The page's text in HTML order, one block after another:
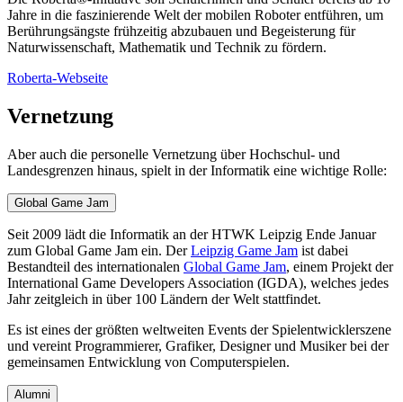
Jahre in die faszinierende Welt der mobilen Roboter entführen, um
Berührungsängste frühzeitig abzubauen und Begeisterung für
Naturwissenschaft, Mathematik und Technik zu fördern.
Roberta-Webseite
Vernetzung
Aber auch die personelle Vernetzung über Hochschul- und
Landesgrenzen hinaus, spielt in der Informatik eine wichtige Rolle:
Global Game Jam
Seit 2009 lädt die Informatik an der HTWK Leipzig Ende Januar
zum Global Game Jam ein. DerLeipzig Game Jam ist dabei
Bestandteil des internationalen Global Game Jam, einem Projekt der
International Game Developers Association (IGDA), welches jedes
Jahr zeitgleich in über 100 Ländern der Welt stattfindet.
Es ist eines der größten weltweiten Events der Spielentwicklerszene
und vereint Programmierer, Grafiker, Designer und Musiker bei der
gemeinsamen Entwicklung von Computerspielen.
Alumni